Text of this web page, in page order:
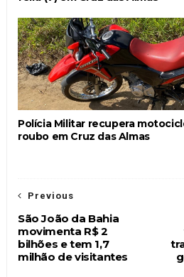
Polícia Militar recupera
roubo em Cruz das Almas
Previous
São João da Bahia
movimenta R$ 2
bilhões e tem 1,7
milhão de visitantes